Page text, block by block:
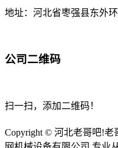
地址：河北省枣强县东外
公司二维码
扫一扫，添加二维码！
Copyright © 河北老哥吧!老